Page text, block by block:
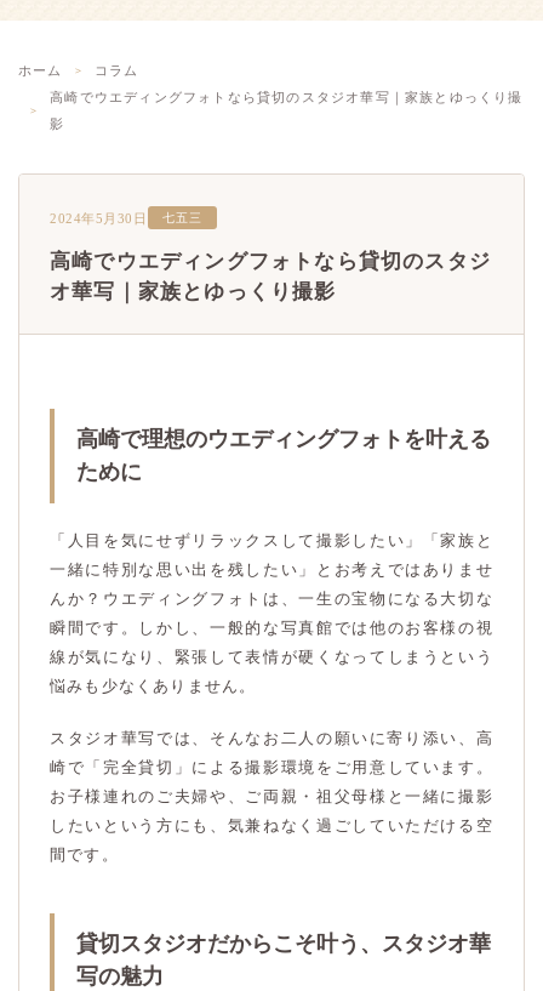
ホーム
コラム
高崎でウエディングフォトなら貸切のスタジオ華写｜家族とゆっくり撮
影
2024年5月30日 七五三
高崎でウエディングフォトなら貸切のスタジ
オ華写｜家族とゆっくり撮影
高崎で理想のウエディングフォトを叶える
ために
「人目を気にせずリラックスして撮影したい」「家族と
一緒に特別な思い出を残したい」とお考えではありませ
んか？ウエディングフォトは、一生の宝物になる大切な
瞬間です。しかし、一般的な写真館では他のお客様の視
線が気になり、緊張して表情が硬くなってしまうという
悩みも少なくありません。
スタジオ華写では、そんなお二人の願いに寄り添い、高
崎で「完全貸切」による撮影環境をご用意しています。
お子様連れのご夫婦や、ご両親・祖父母様と一緒に撮影
したいという方にも、気兼ねなく過ごしていただける空
間です。
貸切スタジオだからこそ叶う、スタジオ華
写の魅力